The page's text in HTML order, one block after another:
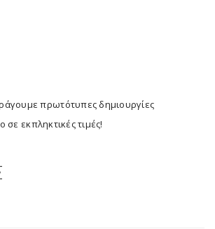
πρωτότυπες δημιουργίες
σε εκπληκτικές τιμές!